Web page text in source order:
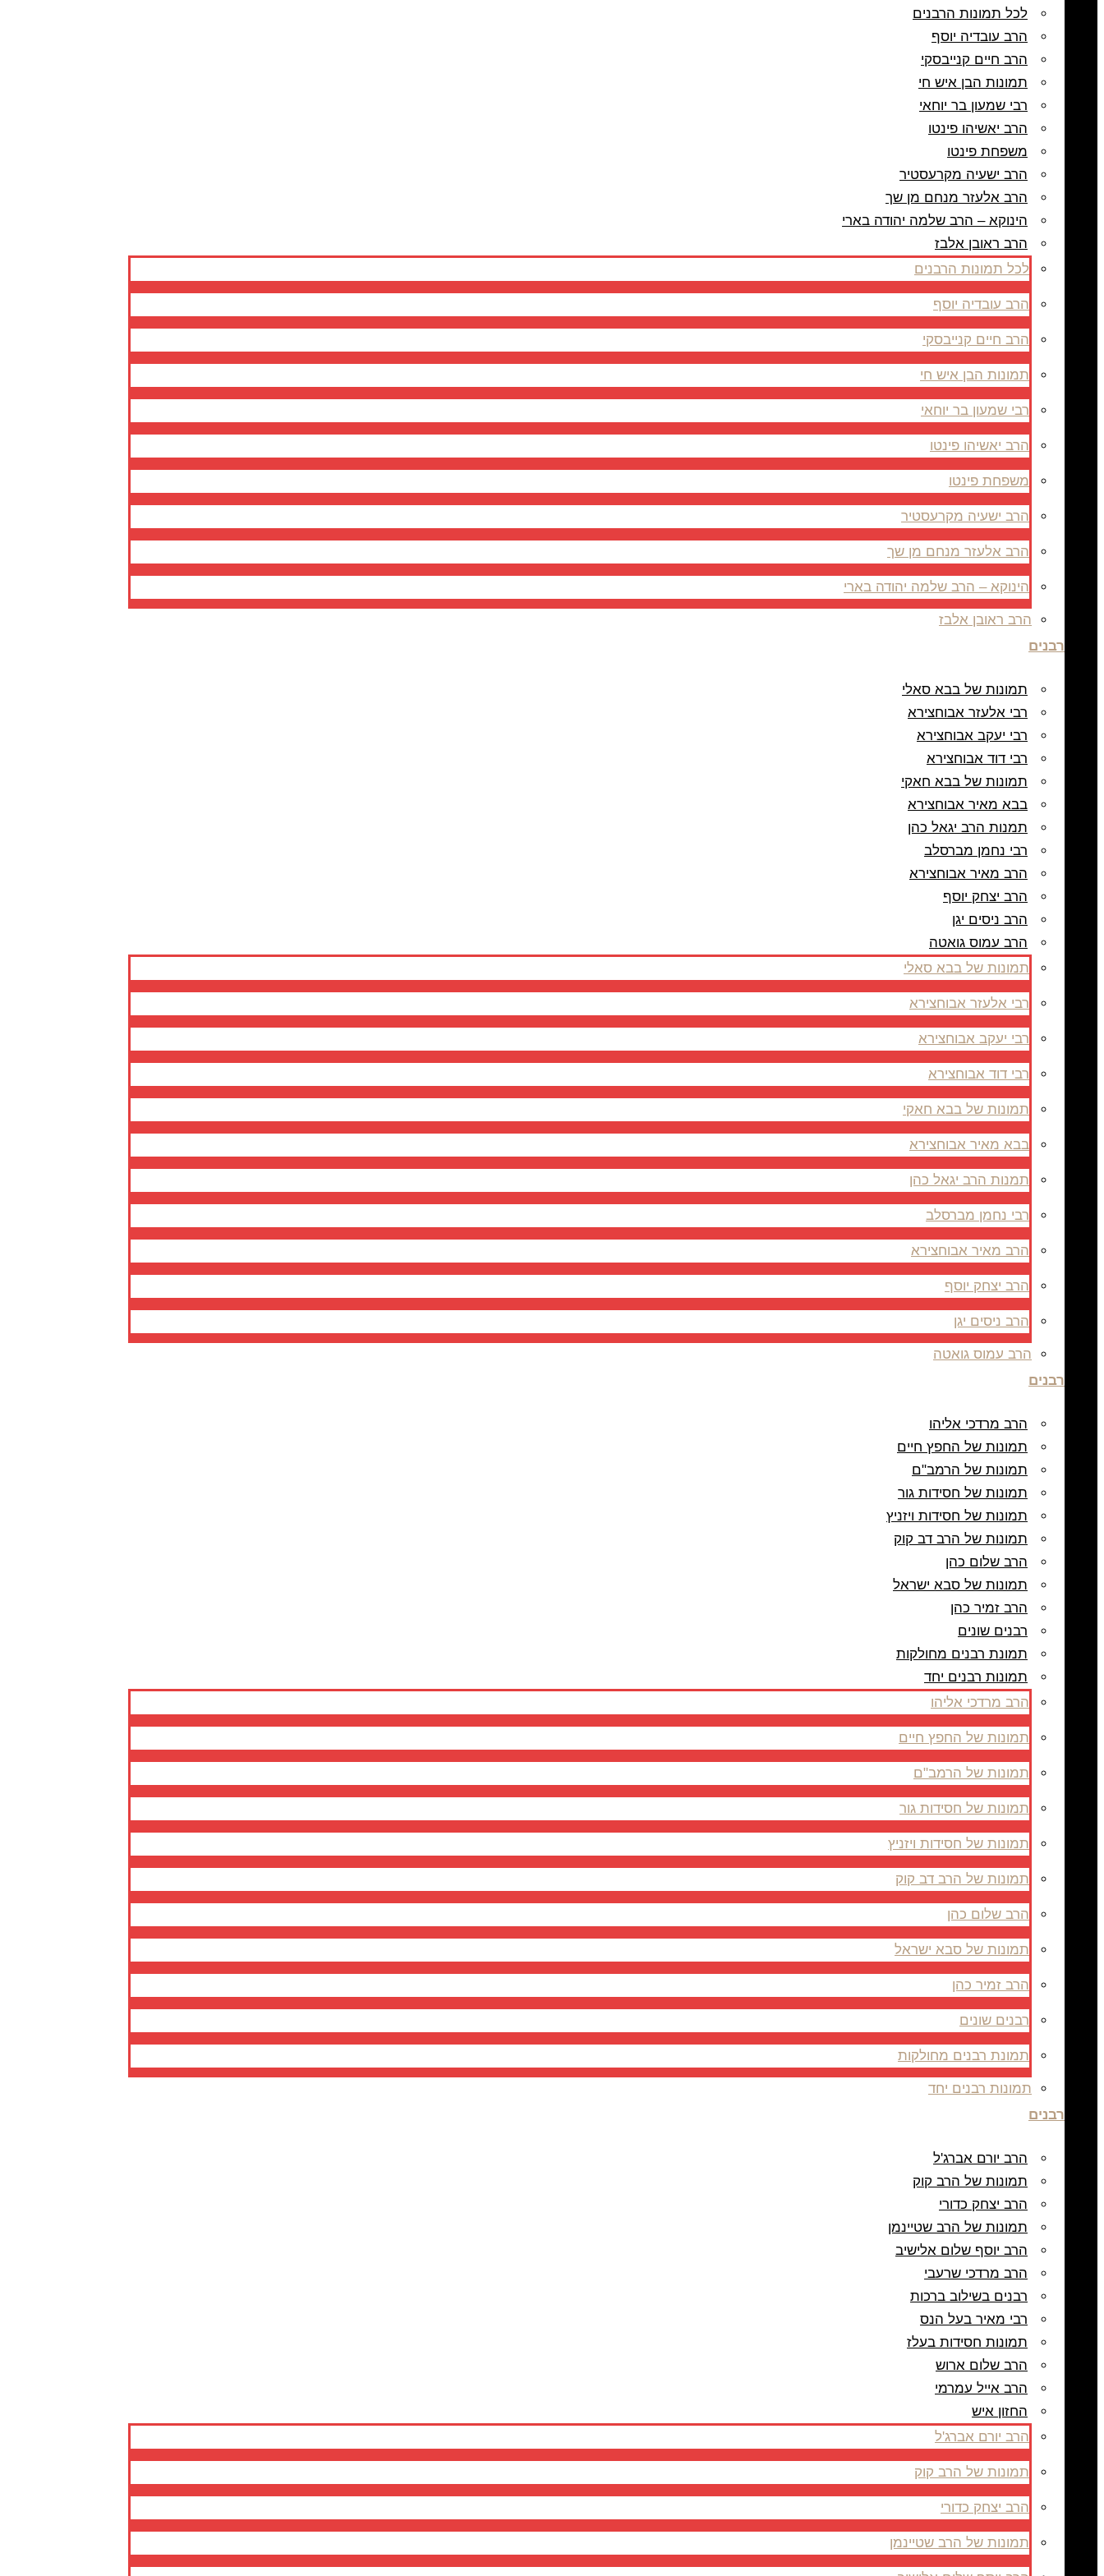
לכל תמונות הרבנים
הרב עובדיה יוסף
הרב חיים קנייבסקי
תמונות הבן איש חי
רבי שמעון בר יוחאי
הרב יאשיהו פינטו
משפחת פינטו
הרב ישעיה מקרעסטיר
הרב אלעזר מנחם מן שך
הינוקא – הרב שלמה יהודה בארי
הרב ראובן אלבז
לכל תמונות הרבנים
הרב עובדיה יוסף
הרב חיים קנייבסקי
תמונות הבן איש חי
רבי שמעון בר יוחאי
הרב יאשיהו פינטו
משפחת פינטו
הרב ישעיה מקרעסטיר
הרב אלעזר מנחם מן שך
הינוקא – הרב שלמה יהודה בארי
הרב ראובן אלבז
רבנים
תמונות של בבא סאלי
רבי אלעזר אבוחצירא
רבי יעקב אבוחצירא
רבי דוד אבוחצירא
תמונות של בבא חאקי
בבא מאיר אבוחצירא
תמנות הרב יגאל כהן
רבי נחמן מברסלב
הרב מאיר אבוחצירא
הרב יצחק יוסף
הרב ניסים יגן
הרב עמוס גואטה
תמונות של בבא סאלי
רבי אלעזר אבוחצירא
רבי יעקב אבוחצירא
רבי דוד אבוחצירא
תמונות של בבא חאקי
בבא מאיר אבוחצירא
תמנות הרב יגאל כהן
רבי נחמן מברסלב
הרב מאיר אבוחצירא
הרב יצחק יוסף
הרב ניסים יגן
הרב עמוס גואטה
רבנים
הרב מרדכי אליהו
תמונות של החפץ חיים
תמונות של הרמב"ם
תמונות של חסידות גור
תמונות של חסידות ויזניץ
תמונות של הרב דב קוק
הרב שלום כהן
תמונות של סבא ישראל
הרב זמיר כהן
רבנים שונים
תמונת רבנים מחולקות
תמונות רבנים יחד
הרב מרדכי אליהו
תמונות של החפץ חיים
תמונות של הרמב"ם
תמונות של חסידות גור
תמונות של חסידות ויזניץ
תמונות של הרב דב קוק
הרב שלום כהן
תמונות של סבא ישראל
הרב זמיר כהן
רבנים שונים
תמונת רבנים מחולקות
תמונות רבנים יחד
רבנים
הרב יורם אברג'ל
תמונות של הרב קוק
הרב יצחק כדורי
תמונות של הרב שטיינמן
הרב יוסף שלום אלישיב
הרב מרדכי שרעבי
רבנים בשילוב ברכות
רבי מאיר בעל הנס
תמונות חסידות בעלז
הרב שלום ארוש
הרב אייל עמרמי
החזון איש
הרב יורם אברג'ל
תמונות של הרב קוק
הרב יצחק כדורי
תמונות של הרב שטיינמן